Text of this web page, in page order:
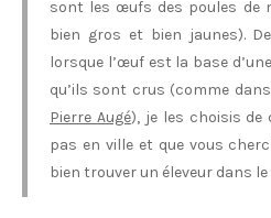
sont les œufs des poules de
bien gros et bien jaunes).
lorsque l’œuf est la base
qu’ils sont crus (comme dans
Pierre Augé), je les choisis de
pas en ville et que vous
bien trouver un éleveur dans le